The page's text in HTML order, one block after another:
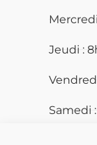
Jeudi :
Samedi